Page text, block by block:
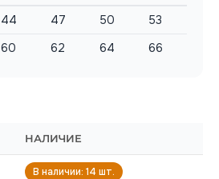
44 47 50
53
60 62 64 66
НАЛИЧИЕ
В наличии: 14 шт.